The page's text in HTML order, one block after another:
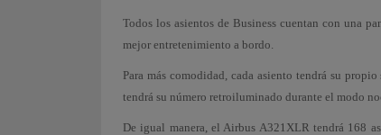
Todos los asientos de Business cuentan con una
mejor entretenimiento a bordo.
Para más comodidad, cada asiento tendrá su
tendrá su número retroiluminado durante el modo
De igual manera, el Airbus A321XLR tendrá 168